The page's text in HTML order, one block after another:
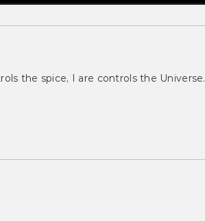
the spice, I are controls the Universe.